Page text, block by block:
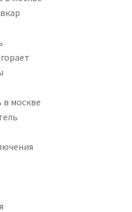
в москве